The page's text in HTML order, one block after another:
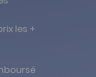
les +